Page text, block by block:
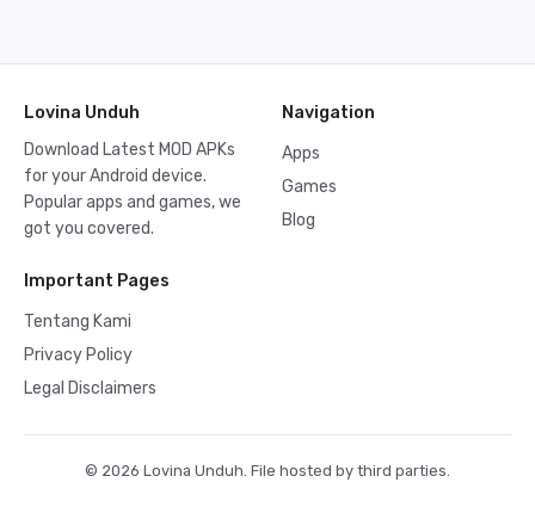
Lovina Unduh
Download Latest MOD APKs
for your Android device.
Popular apps and games, we
got you covered.
Navigation
Apps
Games
Blog
Important Pages
Tentang Kami
Privacy Policy
Legal Disclaimers
© 2026 Lovina Unduh. File hosted by third parties.